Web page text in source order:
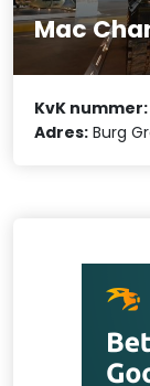
Mac
KvK nummer:
Adres: Burg